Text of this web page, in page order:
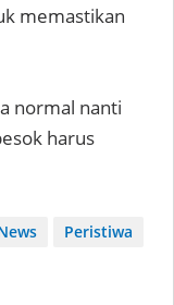
memastikan
normal nanti
harus
Peristiwa